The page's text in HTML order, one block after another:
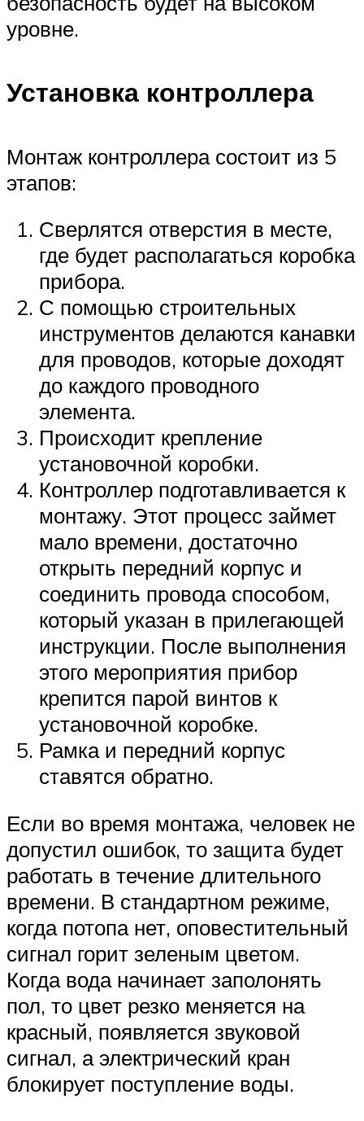
уровне.
Установка контроллера
Монтаж контроллера состоит из 5
этапов:
Сверлятся отверстия в месте,
где будет располагаться коробка
прибора.
С помощью строительных
инструментов делаются канавки
для проводов, которые доходят
до каждого проводного
элемента.
Происходит крепление
установочной коробки.
Контроллер подготавливается к
монтажу. Этот процесс займет
мало времени, достаточно
открыть передний корпус и
соединить провода способом,
который указан в прилегающей
инструкции. После выполнения
этого мероприятия прибор
крепится парой винтов к
установочной коробке.
Рамка и передний корпус
ставятся обратно.
Если во время монтажа, человек не
допустил ошибок, то защита будет
работать в течение длительного
времени. В стандартном режиме,
когда потопа нет, оповестительный
сигнал горит зеленым цветом.
Когда вода начинает заполонять
пол, то цвет резко меняется на
красный, появляется звуковой
сигнал, а электрический кран
блокирует поступление воды.